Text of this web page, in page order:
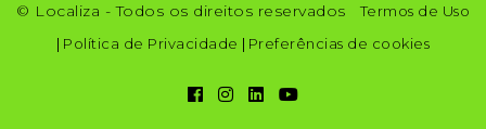
© Localiza - Todos os direitos reservados
Termos de Uso
| Política de Privacidade | Preferências de cookies